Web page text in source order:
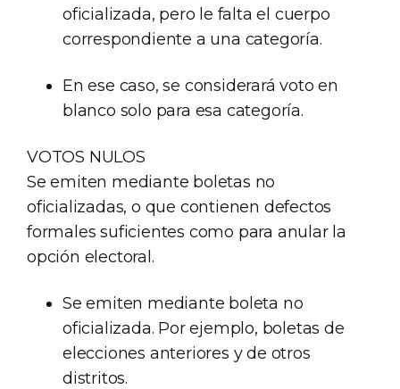
oficializada, pero le falta el cuerpo
correspondiente a una categoría.
En ese caso, se considerará voto en
blanco solo para esa categoría.
VOTOS NULOS
Se emiten mediante boletas no
oficializadas, o que contienen defectos
formales suficientes como para anular la
opción electoral.
Se emiten mediante boleta no
oficializada. Por ejemplo, boletas de
elecciones anteriores y de otros
distritos.